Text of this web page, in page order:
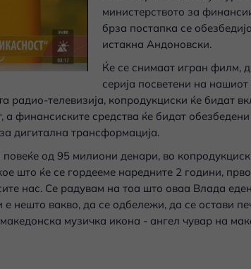
министерството за
брза постапка се
истакна Андоновски.
Ќе се снимаат игран филм,
серија посветени на
радио-телевизија, копродукциски ќе бидат
финансиските средства ќе бидат
дигитална трансформација.
од 95 милиони денари, во
што ќе се гордееме наредните 2 години,
нас. Се радувам на тоа што оваа Влада
нешто вакво, да се одбележи, да се остави
македонска музичка икона - ангел чувар на